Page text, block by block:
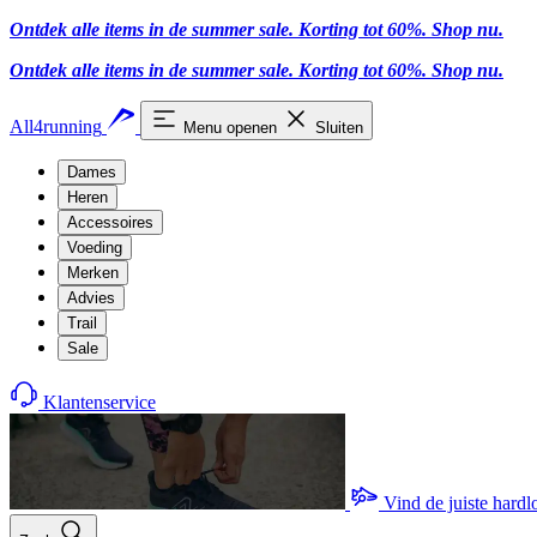
Ontdek alle items in de summer sale. Korting tot 60%. Shop nu.
Ontdek alle items in de summer sale. Korting tot 60%. Shop nu.
All4running Menu openen Sluiten
Dames
Heren
Accessoires
Voeding
Merken
Advies
Trail
Sale
Klantenservice
Vind de juiste